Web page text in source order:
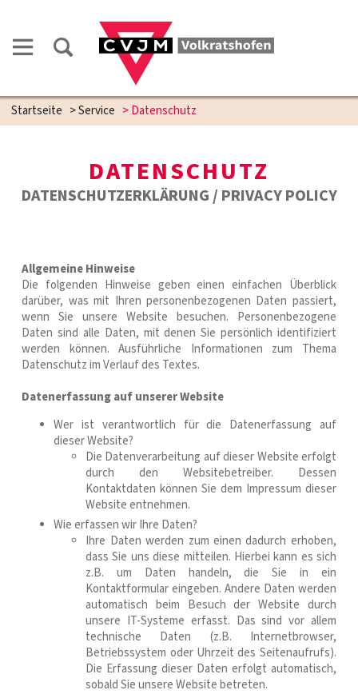
Startseite >Service >Datenschutz
DATENSCHUTZ
DATENSCHUTZERKLÄRUNG / PRIVACY POLICY
Allgemeine Hinweise
Die folgenden Hinweise geben einen einfachen Überblick
darüber, was mit Ihren personenbezogenen Daten passiert,
wenn Sie unsere Website besuchen. Personenbezogene
Daten sind alle Daten, mit denen Sie persönlich identifiziert
werden können. Ausführliche Informationen zum Thema
Datenschutz im Verlauf des Textes.
Datenerfassung auf unserer Website
Wer ist verantwortlich für die Datenerfassung auf
dieser Website?
Die Datenverarbeitung auf dieser Website erfolgt
durch den Websitebetreiber. Dessen
Kontaktdaten können Sie dem Impressum dieser
Website entnehmen.
Wie erfassen wir Ihre Daten?
Ihre Daten werden zum einen dadurch erhoben,
dass Sie uns diese mitteilen. Hierbei kann es sich
z.B. um Daten handeln, die Sie in ein
Kontaktformular eingeben. Andere Daten werden
automatisch beim Besuch der Website durch
unsere IT-Systeme erfasst. Das sind vor allem
technische Daten (z.B. Internetbrowser,
Betriebssystem oder Uhrzeit des Seitenaufrufs).
Die Erfassung dieser Daten erfolgt automatisch,
sobald Sie unsere Website betreten.